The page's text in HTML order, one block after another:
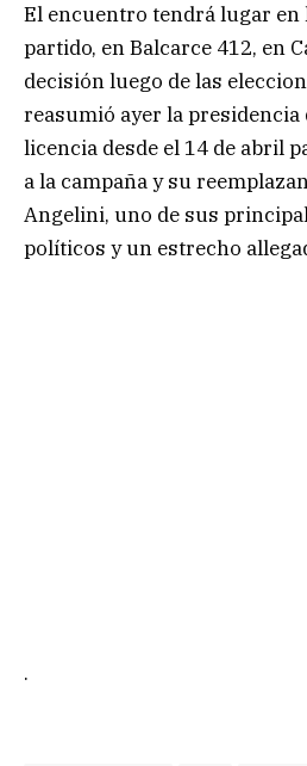
El encuentro tendrá lugar en
partido, en Balcarce 412, en
decisión luego de las
reasumió ayer la presidencia
licencia desde el 14 de abril
a la campaña y su
Angelini, uno de sus
políticos y un estrecho
.